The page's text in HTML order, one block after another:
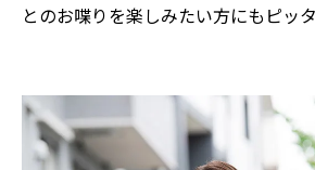
とのお喋りを楽しみたい方にもピッタ